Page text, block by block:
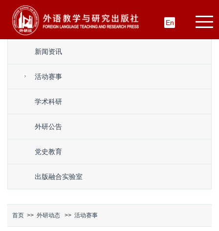
En
新闻资讯
活动赛事
学术科研
外研公告
党史教育
出版融合实验室
首页 >> 外研动态 >> 活动赛事